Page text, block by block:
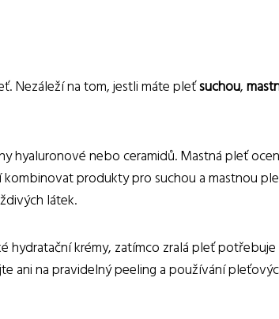
Nezáleží na tom, jestli máte pleťsuchou,
hyaluronové nebo ceramidů. Mastná pleť
produkty pro suchou a mastnou
látek.
hydratační krémy, zatímco zralá pleť potřebuje
ani na pravidelný peeling a používání